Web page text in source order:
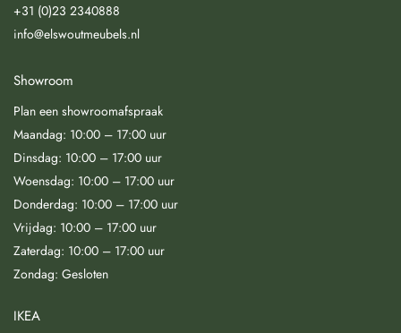
+31 (0)23 2340888
info@elswoutmeubels.nl
Showroom
Plan een showroomafspraak
Maandag: 10:00 – 17:00 uur
Dinsdag: 10:00 – 17:00 uur
Woensdag: 10:00 – 17:00 uur
Donderdag: 10:00 – 17:00 uur
Vrijdag: 10:00 – 17:00 uur
Zaterdag: 10:00 – 17:00 uur
Zondag: Gesloten
IKEA